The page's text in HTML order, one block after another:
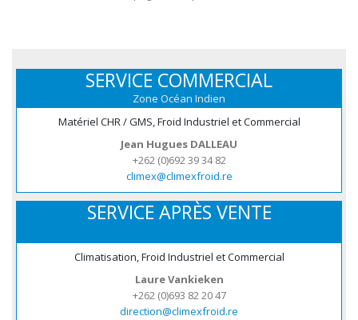
SERVICE COMMERCIAL
Zone Océan Indien
Matériel CHR / GMS, Froid Industriel et Commercial
Jean Hugues DALLEAU
+262 (0)692 39 34 82
climex@climexfroid.re
SERVICE APRÈS VENTE
Climatisation, Froid Industriel et Commercial
Laure Vankieken
+262 (0)693 82 20 47
direction@climexfroid.re